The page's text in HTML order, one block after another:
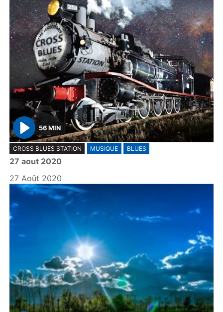
P
l
a
y
56 MIN
CROSS BLUES STATION MUSIQUE BLUES
27 aout 2020
27 Août 2020